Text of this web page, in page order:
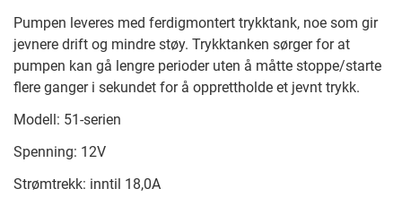
Pumpen leveres med ferdigmontert trykktank, noe som gir
jevnere drift og mindre støy. Trykktanken sørger for at
pumpen kan gå lengre perioder uten å måtte stoppe/starte
flere ganger i sekundet for å opprettholde et jevnt trykk.
Modell: 51-serien
Spenning: 12V
Strømtrekk: inntil 18,0A